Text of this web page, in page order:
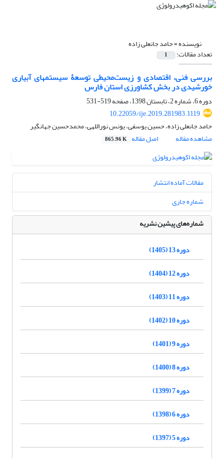
نویسنده =حامد جانعلی زاده
تعداد مقالات: 1
بررسی فنی، اقتصادی و زیست‌محیطی توسعۀ سیستم‏های آبیاری
خورشیدی در بخش کشاورزی استان فارس
دوره 6، شماره 2، تابستان 1398، صفحه
519-531
10.22059/ije.2019.281983.1119
حامد جانعلی زاده، حسین یوسفی، یونس نوراللهی، محمدحسین جهانگیر
مشاهده مقاله
اصل مقاله 865.96 K
مقالات آماده انتشار
شماره جاری
شماره‌های پیشین نشریه
دوره 13 (1405)
دوره 12 (1404)
دوره 11 (1403)
دوره 10 (1402)
دوره 9 (1401)
دوره 8 (1400)
دوره 7 (1399)
دوره 6 (1398)
دوره 5 (1397)